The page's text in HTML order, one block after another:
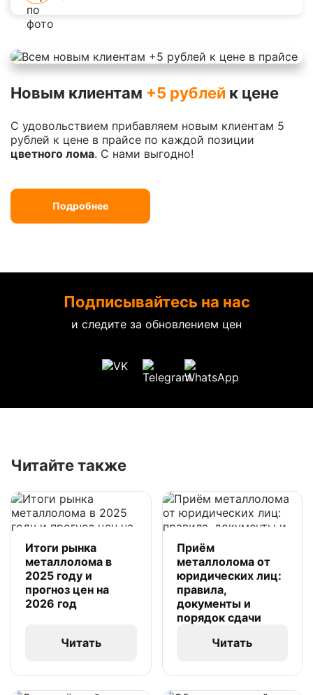
Новым клиентам +5 рублей к цене
С удовольствием прибавляем новым клиентам 5
рублей к цене в прайсе по каждой позиции
цветного лома. С нами выгодно!
Подробнее
Подписывайтесь на нас
и следите за обновлением цен
Читайте также
Итоги рынка
металлолома в
2025 году и
прогноз цен на
2026 год
Читать
Приём
металлолома от
юридических лиц:
правила,
документы и
порядок сдачи
Читать